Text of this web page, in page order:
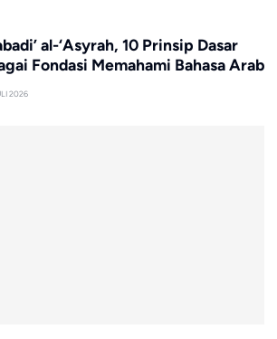
al-‘Asyrah, 10 Prinsip Dasar
Fondasi Memahami Bahasa Arab
2026